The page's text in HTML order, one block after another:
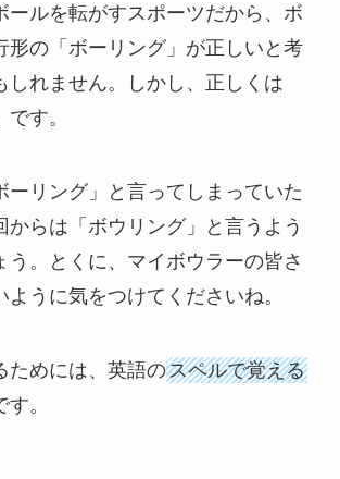
ールを転がすスポーツだから、ボ
形の「ボーリング」が正しいと考
しれません。しかし、正しくは
です。
ーリング」と言ってしまっていた
からは「ボウリング」と言うよう
う。とくに、マイボウラーの皆さ
ように気をつけてくださいね。
ためには、英語のスペルで覚える
。